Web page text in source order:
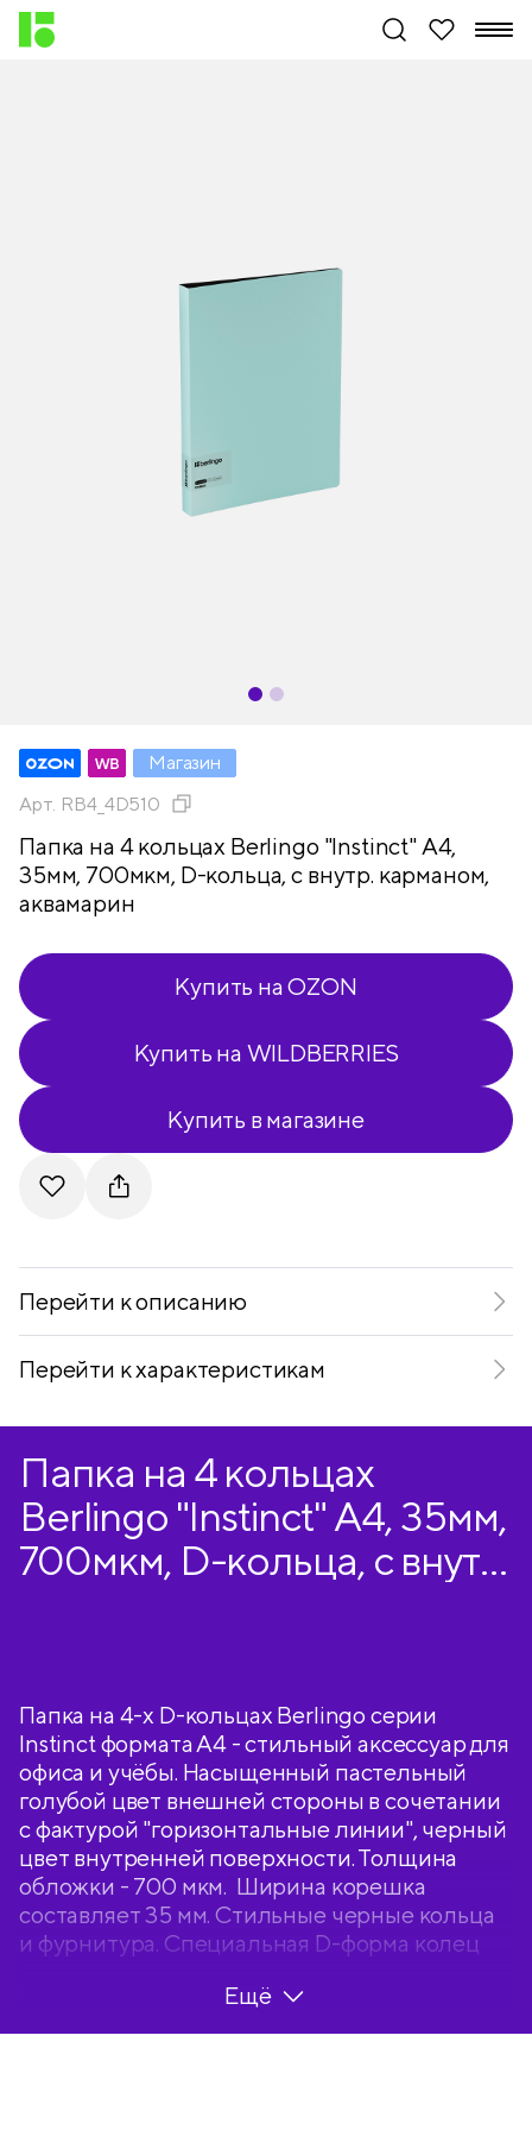
Магазин
Арт. RB4_4D510
Папка на 4 кольцах Berlingo "Instinct" А4,
35мм, 700мкм, D-кольца, с внутр. карманом,
аквамарин
Купить на OZON
Купить на WILDBERRIES
Купить в магазине
Перейти к описанию
Перейти к характеристикам
Папка на 4 кольцах
Berlingo "Instinct" А4, 35мм,
700мкм, D-кольца, с внутр.
Папка на 4-х D-кольцах Berlingo серии
Instinct формата А4 - стильный аксессуар для
офиса и учёбы. Насыщенный пастельный
голубой цвет внешней стороны в сочетании
с фактурой "горизонтальные линии", черный
цвет внутренней поверхности. Толщина
обложки - 700 мкм. Ширина корешка
составляет 35 мм. Стильные черные кольца
и фурнитура. Специальная D-форма колец
хранить документы, которые могут быть
выровнены по левому краю, благодаря
Ещё